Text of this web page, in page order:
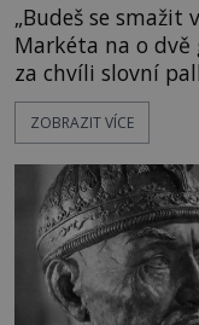
„Budeš se smažit
Markéta na o dvě
za chvíli slovní
katolička, druhá
nich se usídlí na
mezi vůdce
skutečně jistou
ZOBRAZIT VÍCE